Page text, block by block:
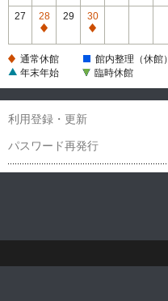
館
常
休
館
27
28
通
休
29
30
通
休
通常休館
館内整理（休館）
年末年始
臨時休館
利用登録・更新
パスワード再発行